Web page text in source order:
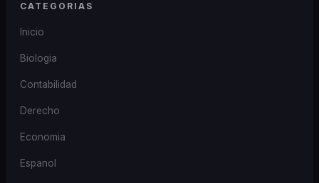
CATEGORIAS
Inicio
Biologia
Contabilidad
Derecho
Economia
Espanol